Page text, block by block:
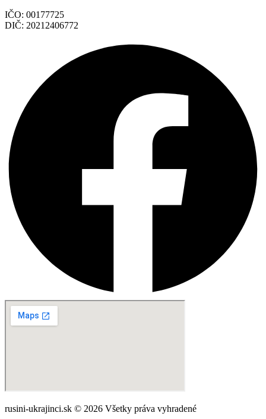
IČO: 00177725
DIČ: 20212406772
rusini-ukrajinci.sk © 2026 Všetky práva vyhradené